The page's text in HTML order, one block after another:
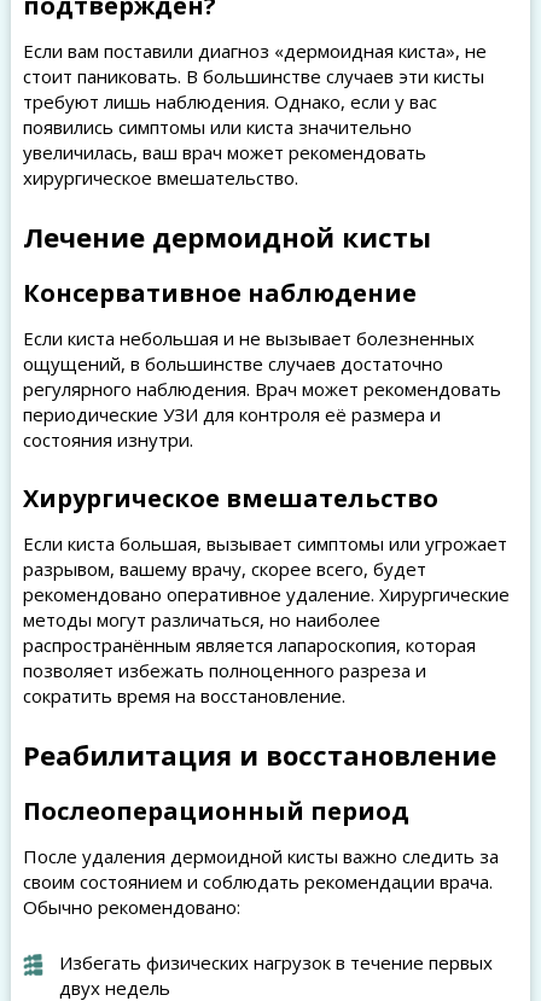
Если вам поставили диагноз «дермоидная киста», не
стоит паниковать. В большинстве случаев эти кисты
требуют лишь наблюдения. Однако, если у вас
появились симптомы или киста значительно
увеличилась, ваш врач может рекомендовать
хирургическое вмешательство.
Лечение дермоидной кисты
Консервативное наблюдение
Если киста небольшая и не вызывает болезненных
ощущений, в большинстве случаев достаточно
регулярного наблюдения. Врач может рекомендовать
периодические УЗИ для контроля её размера и
состояния изнутри.
Хирургическое вмешательство
Если киста большая, вызывает симптомы или угрожает
разрывом, вашему врачу, скорее всего, будет
рекомендовано оперативное удаление. Хирургические
методы могут различаться, но наиболее
распространённым является лапароскопия, которая
позволяет избежать полноценного разреза и
сократить время на восстановление.
Реабилитация и восстановление
Послеоперационный период
После удаления дермоидной кисты важно следить за
своим состоянием и соблюдать рекомендации врача.
Обычно рекомендовано:
Избегать физических нагрузок в течение первых
двух недель